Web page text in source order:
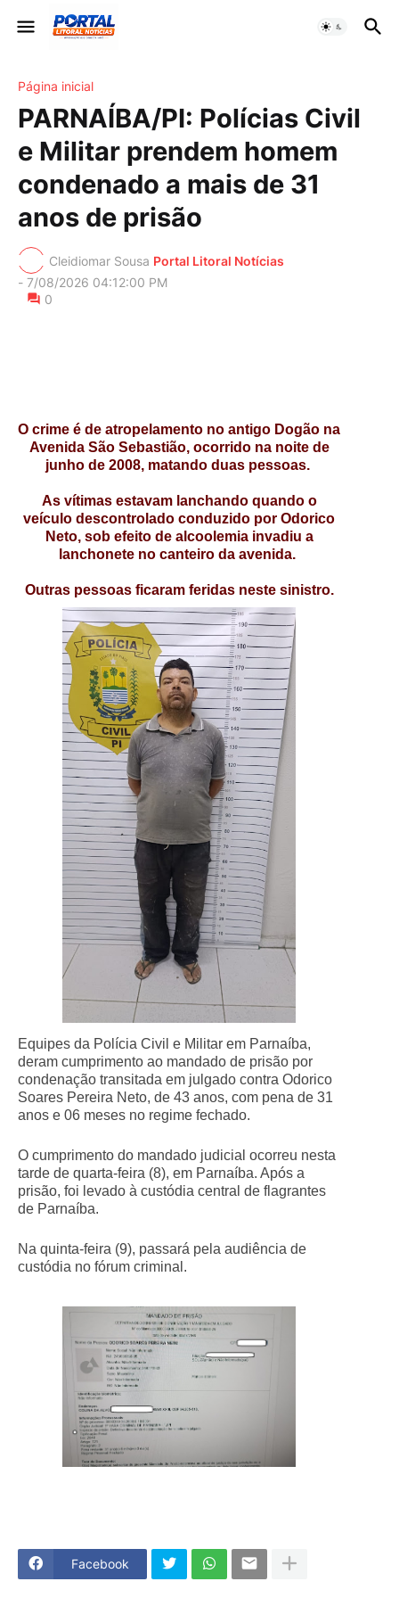
Página inicial
PARNAÍBA/PI: Polícias Civil
e Militar prendem homem
condenado a mais de 31
anos de prisão
Cleidiomar Sousa Portal Litoral Notícias
- 7/08/2026 04:12:00 PM
0
O crime é de atropelamento no antigo Dogão na
Avenida São Sebastião, ocorrido na noite de
junho de 2008, matando duas pessoas.
As vítimas estavam lanchando quando o
veículo descontrolado conduzido por Odorico
Neto, sob efeito de alcoolemia invadiu a
lanchonete no canteiro da avenida.
Outras pessoas ficaram feridas neste sinistro.
Equipes da Polícia Civil e Militar em Parnaíba,
deram cumprimento ao mandado de prisão por
condenação transitada em julgado contra Odorico
Soares Pereira Neto, de 43 anos, com pena de 31
anos e 06 meses no regime fechado.
O cumprimento do mandado judicial ocorreu nesta
tarde de quarta-feira (8), em Parnaíba. Após a
prisão, foi levado à custódia central de flagrantes
de Parnaíba.
Na quinta-feira (9), passará pela audiência de
custódia no fórum criminal.
Facebook